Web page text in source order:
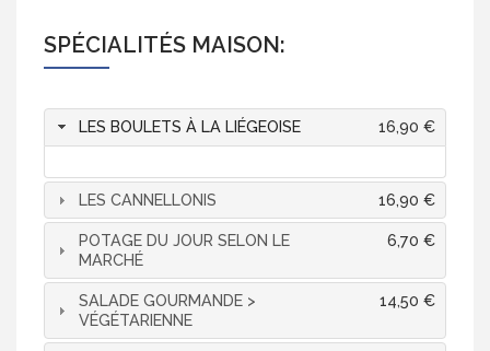
SPÉCIALITÉS MAISON:
LES BOULETS À LA LIÉGEOISE 16,90 €
LES CANNELLONIS 16,90 €
POTAGE DU JOUR SELON LE
MARCHÉ
6,70 €
SALADE GOURMANDE >
VÉGÉTARIENNE
14,50 €